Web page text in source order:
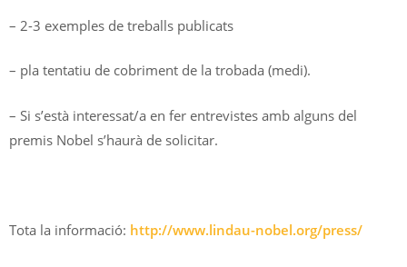
– 2-3 exemples de treballs publicats
– pla tentatiu de cobriment de la trobada (medi).
– Si s’està interessat/a en fer entrevistes amb alguns del
premis Nobel s’haurà de solicitar.
Tota la informació: http://www.lindau-nobel.org/press/